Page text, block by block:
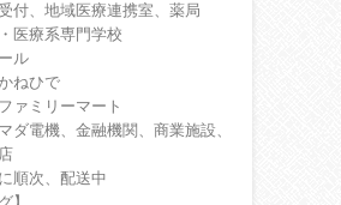
付、地域医療連携室、薬局
医療系専門学校
ル
ねひで
ァミリーマート
ダ電機、金融機関、商業施設、
順次、配送中